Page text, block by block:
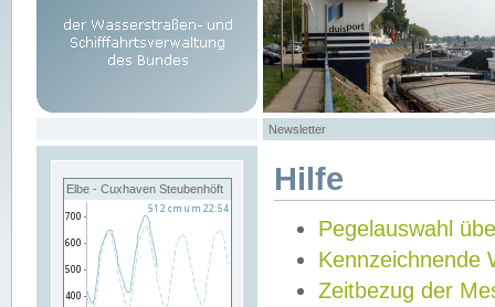
Newsletter
Elbe - Cuxhaven Steubenhöft Hilfe
Pegelauswahl
Kennzeichnende
Zeitbezug der